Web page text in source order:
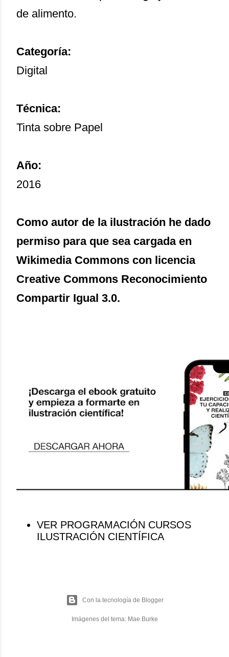
de alimento.
Categoría:
Digital
Técnica:
Tinta sobre Papel
Año:
2016
Como autor de la ilustración he dado
permiso para que sea cargada en
Wikimedia Commons con licencia
Creative Commons Reconocimiento
Compartir Igual 3.0.
VER PROGRAMACIÓN CURSOS
ILUSTRACIÓN CIENTÍFICA
Con la tecnología de Blogger
Imágenes del tema: Mae Burke